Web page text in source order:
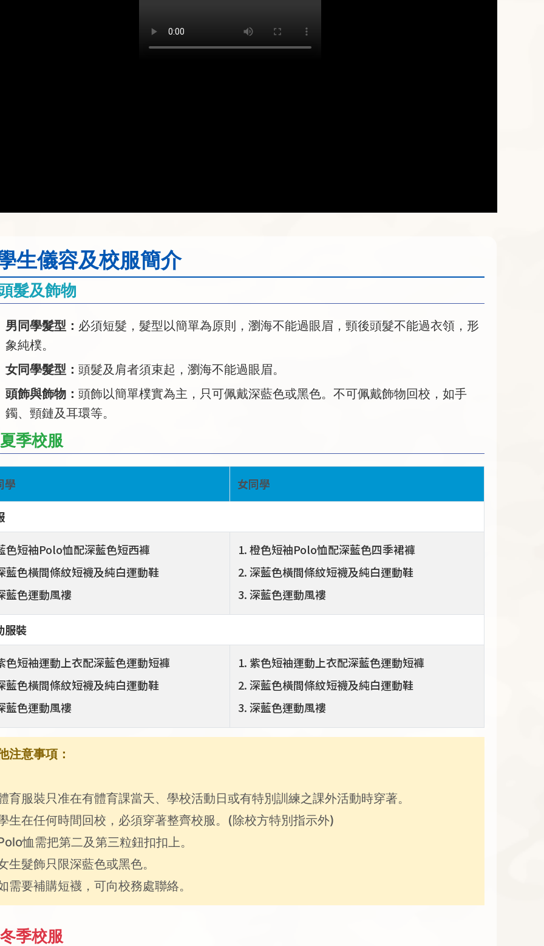
生儀容及校服簡介
髮及飾物
男同學髮型： 必須短髮，髮型以簡單為原則，瀏海不能過眼眉，頸後頭髮不能過衣領，形
象純樸。
女同學髮型：頭髮及肩者須束起，瀏海不能過眼眉。
頭飾與飾物：頭飾以簡單樸實為主，只可佩戴深藍色或黑色。不可佩戴飾物回校，如手
鐲、頸鏈及耳環等。
季校服
學 女同學
色短袖Polo恤配深藍色短西褲
藍色橫間條紋短襪及純白運動鞋
藍色運動風褸
橙色短袖Polo恤配深藍色四季裙褲
深藍色橫間條紋短襪及純白運動鞋
深藍色運動風褸
服裝
色短袖運動上衣配深藍色運動短褲
藍色橫間條紋短襪及純白運動鞋
藍色運動風褸
紫色短袖運動上衣配深藍色運動短褲
深藍色橫間條紋短襪及純白運動鞋
深藍色運動風褸
注意事項：
育服裝只准在有體育課當天、學校活動日或有特別訓練之課外活動時穿著。
生在任何時間回校，必須穿著整齊校服。(除校方特別指示外)
恤需把第二及第三粒鈕扣扣上。
生髮飾只限深藍色或黑色。
需要補購短襪，可向校務處聯絡。
季校服